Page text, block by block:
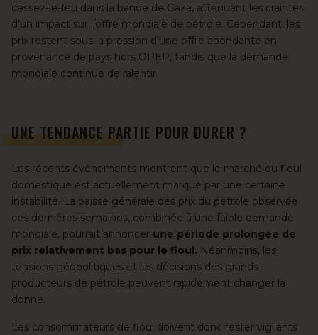
cessez-le-feu dans la bande de Gaza, atténuant les craintes
d’un impact sur l’offre mondiale de pétrole. Cependant, les
prix restent sous la pression d’une offre abondante en
provenance de pays hors OPEP, tandis que la demande
mondiale continue de ralentir.
UNE TENDANCE PARTIE POUR DURER ?
Les récents événements montrent que le marché du fioul
domestique est actuellement marqué par une certaine
instabilité. La baisse générale des prix du pétrole observée
ces dernières semaines, combinée à une faible demande
mondiale, pourrait annoncer une période prolongée de
prix relativement bas pour le fioul. Néanmoins, les
tensions géopolitiques et les décisions des grands
producteurs de pétrole peuvent rapidement changer la
donne.
Les consommateurs de fioul doivent donc rester vigilants